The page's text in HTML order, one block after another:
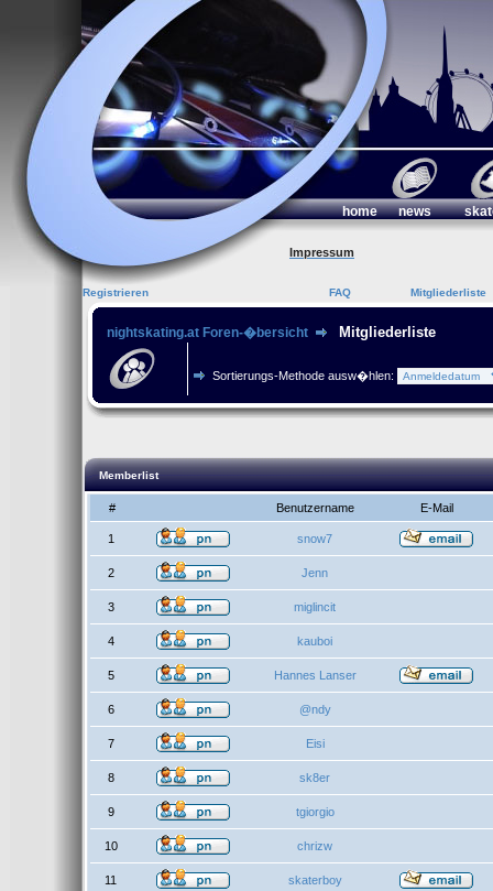
home news
Impressum
Registrieren FAQ Mitgliederliste
nightskating.at Foren-�bersicht Mitgliederliste
Sortierungs-Methode ausw�hlen:
Memberlist
# Benutzername E-Mail
1 snow7
2 Jenn
3 miglincit
4 kauboi
5 Hannes Lanser
6 @ndy
7 Eisi
8 sk8er
9 tgiorgio
10 chrizw
11 skaterboy